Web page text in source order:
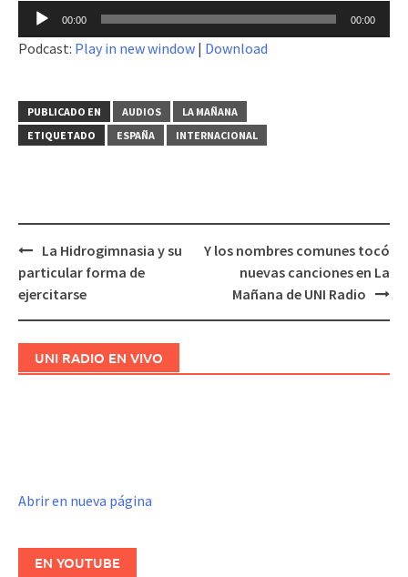
Reproductor
de
audio
00:00 00:00
Podcast: Play in new window | Download
PUBLICADO EN AUDIOS
LA MAÑANA
ETIQUETADO
ESPAÑA INTERNACIONAL
Navegación
de
entradas
La Hidrogimnasia y su
particular forma de
ejercitarse
Y los nombres comunes tocó
nuevas canciones en La
Mañana de UNI Radio
UNI RADIO EN VIVO
Abrir en nueva página
EN YOUTUBE